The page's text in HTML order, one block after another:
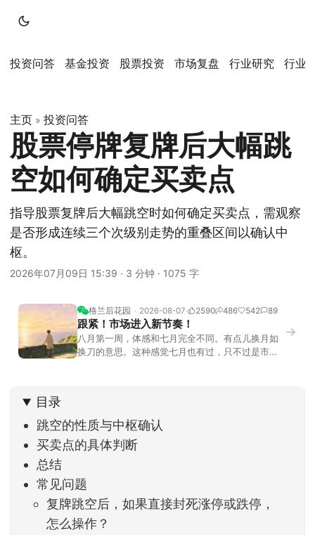
投资问答 基金投资 股票投资 市场复盘 行业研究 行业
主页 » 投资问答
股票停牌复牌后大幅跳
空如何确定买卖点
指导股票复牌后大幅跳空时如何确定买卖点，需观察
是否形成连续三个次级别走势的重叠区间以确认中
枢。
2026年07月09日 15:39 · 3 分钟 · 1075 字
格兰后花园 2026-08-07 2590 486 542 89
跟紧！市场进入新节奏！
八月第一周，体感和七月完全不同。有点儿换月如
换刀的意思。这种感觉七月也有过，只不过是市场
家感受到了春天般的暖风。指数涨了百点，交易额
回暖到2
→
目录
跳空的性质与中枢确认
买卖点的具体判断
总结
常见问题
复牌跳空后，如果直接封死涨停或跌停，
怎么操作？